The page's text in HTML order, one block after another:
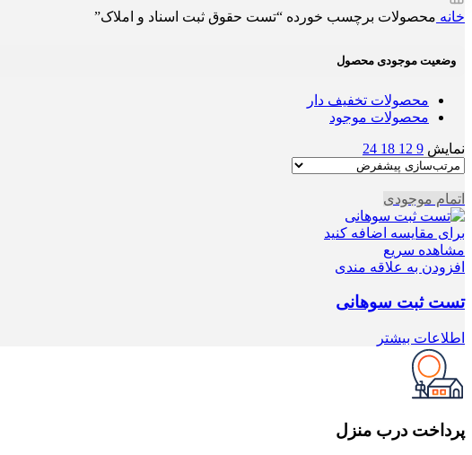
خانه محصولات برچسب خورده “تست حقوق ثبت اسناد و املاک”
وضعیت موجودی محصول
محصولات تخفیف دار
محصولات موجود
نمایش 9
12
18
24
اتمام موجودی
برای مقایسه اضافه کنید
مشاهده سریع
افزودن به علاقه مندی
تست ثبت سوهانی
اطلاعات بیشتر
پرداخت درب منزل